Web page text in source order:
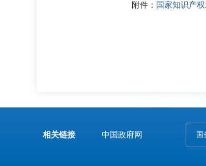
附件： 国家知识产
相关链接 中国政府网 国